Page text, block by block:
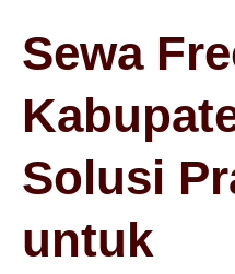
Sewa
Solusi
untuk